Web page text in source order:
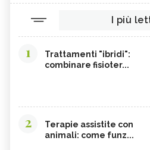
I più
1
Trattamenti "ibridi":
combinare fisioter...
2
Terapie assistite con
animali: come funz...